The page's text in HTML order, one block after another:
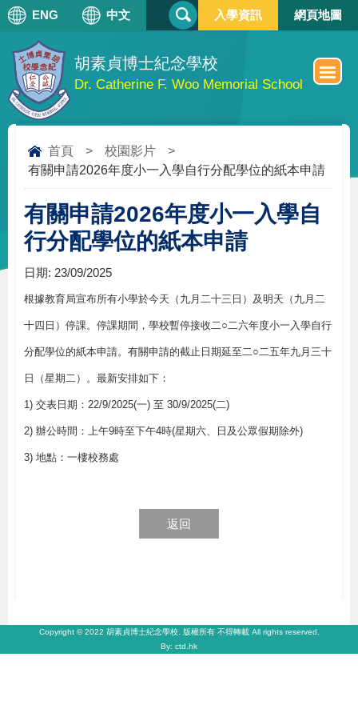
胡素貞博士紀念學校
Dr. Catherine F. Woo Memorial School
ENG 中文 搜
尋
單
入學資訊 網頁地圖
首頁 > 校園影片
>
有關申請2026年度小一入學自行分配學位的紙本申請
有關申請2026年度小一入學自
行分配學位的紙本申請
日期: 23/09/2025
根據教育局宣布所有小學於今天（九月二十三日）及明天（九月二
十四日）停課。停課期間，學校暫停接收二○二六年度小一入學自行
分配學位的紙本申請。有關申請的截止日期延至二○二五年九月三十
日（星期二）。最新安排如下：
1) 交表日期：22/9/2025(一) 至 30/9/2025(二)
2) 辦公時間：上午9時至下午4時(星期六、日及公眾假期除外)
3) 地點：一樓校務處
返回
Copyright © 2022 胡素貞博士紀念學校. 版權所有 不得轉載 All rights reserved.
By: ctd.hk